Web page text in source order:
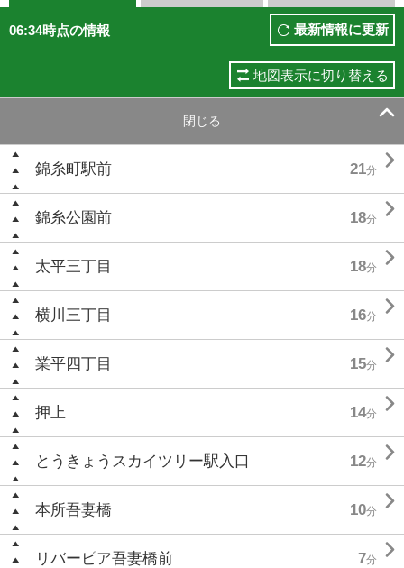
06:34時点の情報 最新情報に更新
地図表示に切り替える
閉じる 
錦糸町駅前 21分 
錦糸公園前 18分 
太平三丁目 18分 
横川三丁目 16分 
業平四丁目 15分 
押上 14分 
とうきょうスカイツリー駅入口 12分 
本所吾妻橋 10分 
リバーピア吾妻橋前 7分 